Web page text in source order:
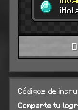
Códigos de
Comparte tu